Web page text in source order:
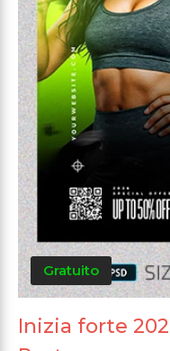
Gratuito
Inizia forte